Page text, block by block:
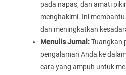
pada napas, dan amati
menghakimi. Ini
dan meningkatkan
Menulis Jurnal:Tuangkan
pengalaman Anda ke
cara yang ampuh untuk